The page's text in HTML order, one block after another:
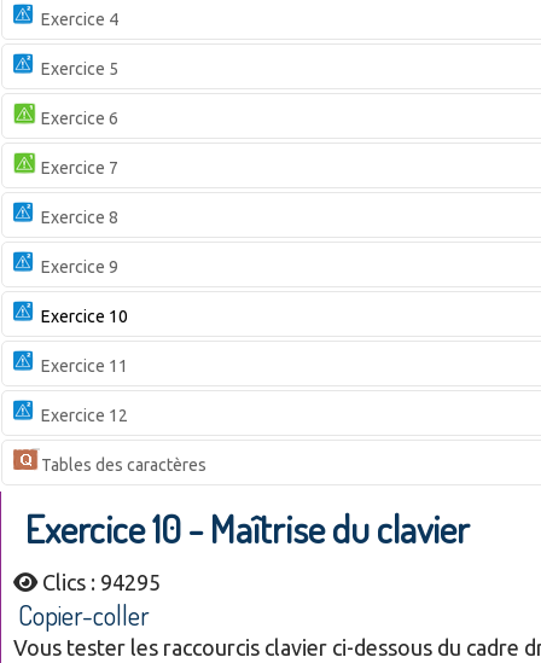
Exercice 4
Exercice 5
Exercice 6
Exercice 7
Exercice 8
Exercice 9
Exercice 10
Exercice 11
Exercice 12
Tables des caractères
Exercice 10 - Maîtrise du clavier
Clics : 94295
Copier-coller
Vous tester les raccourcis clavier ci-dessous du cadre